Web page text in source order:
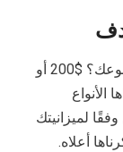
ما المبلغ الذي تريد استثماره فيما يتعلق بموضوعك؟ $200 أو
الأنواع
لميزانيتك
أعلاه.